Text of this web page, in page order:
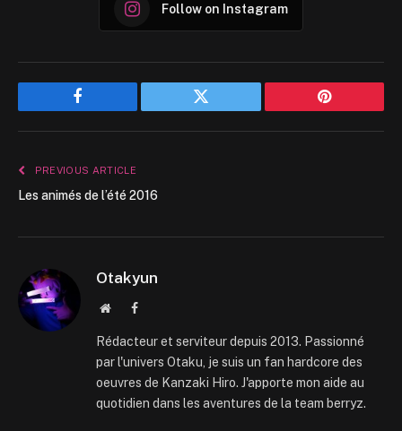
Follow on Instagram
Facebook Twitter Pinterest
PREVIOUS ARTICLE
Les animés de l’été 2016
Otakyun
WebsiteFacebook
Rédacteur et serviteur depuis 2013. Passionné
par l'univers Otaku, je suis un fan hardcore des
oeuvres de Kanzaki Hiro. J'apporte mon aide au
quotidien dans les aventures de la team berryz.